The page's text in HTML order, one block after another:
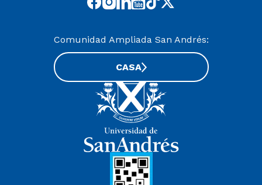
Comunidad Ampliada San Andrés:
CASA